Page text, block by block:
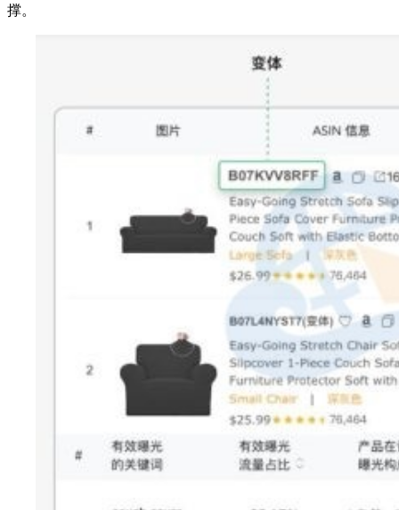
撑。